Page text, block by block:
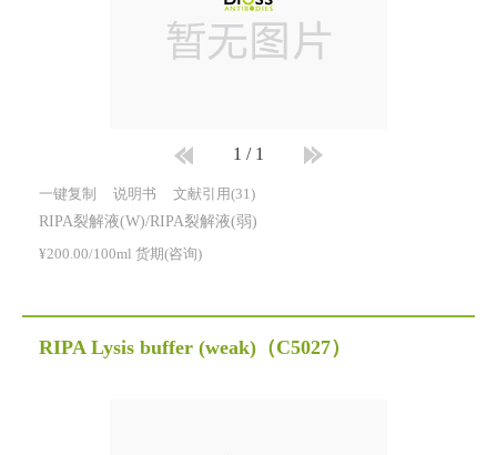
1 / 1
一键复制 说明书 文献引用(31)
RIPA裂解液(W)/RIPA裂解液(弱)
¥200.00/100ml 货期(咨询)
RIPA Lysis buffer (weak) （C5027）